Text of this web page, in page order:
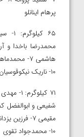
پرهام اینانلو
۱۰- ناریک نیکوقوسیان (ارمنستان)
۱۰- محمدجواد تقوی